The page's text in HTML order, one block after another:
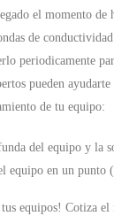
el momento
de
periodicamente
pueden
de tu equipo:
del equipo y la
equipo en un punto
equipos! Cotiza